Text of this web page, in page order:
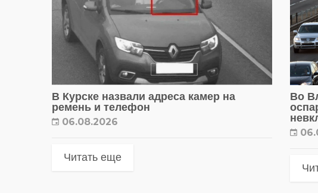
В Курске назвали адреса камер на
ремень и телефон
06.08.2026
Читать еще
Во